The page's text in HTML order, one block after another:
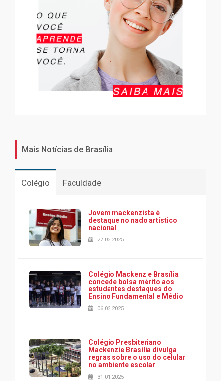
Mais Notícias de Brasília
Colégio Faculdade
Jovem mackenzista é
destaque no nado artístico
nacional
27.02.2025
Colégio Mackenzie Brasília
concede bolsa mérito aos
estudantes destaques do
Ensino Fundamental e Médio
06.02.2025
Colégio Presbiteriano
Mackenzie Brasília divulga
regras sobre o uso do celular
no ambiente escolar
31.01.2025